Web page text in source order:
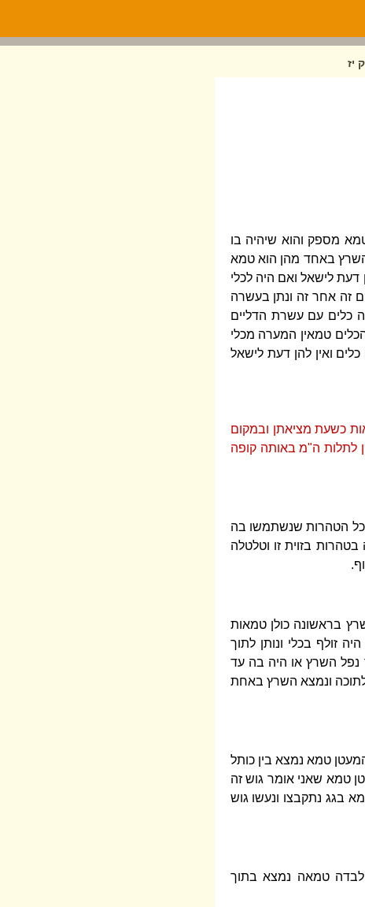
יז
מספק והוא שיהיה בו
השרץ באחד מהן הוא טמא
דעת לישאל ואם היה לכלי
זה אחר זה ונתן בעשרה
כלים עם עשרת הדליים
טמאין המערה מכלי
ואין להן דעת לישאל
כשעת מציאתן ובמקום
לתלות ה"מ באותה קופה
כל הטהרות שנשתמשו בה
בזוית זו וטלטלה
בראשונה כולן טמאות
זולף בכלי ונותן לתוך
נפל השרץ או היה בה עד
לתוכה ונמצא השרץ באחת
טמא נמצא בין כותל
טמא שאני אומר גוש זה
בגג נתקבצו ונעשו גוש
טמאה נמצא בתוך